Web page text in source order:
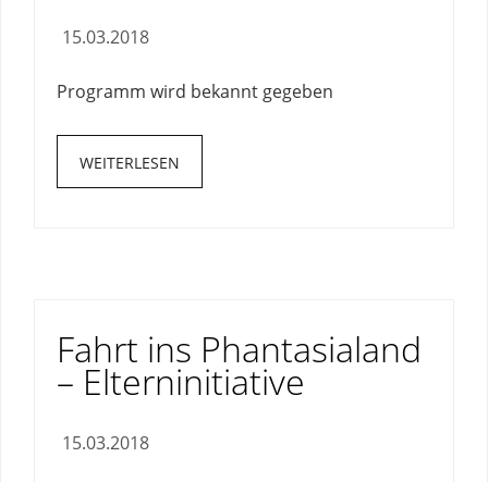
15.03.2018
Programm wird bekannt gegeben
WEITERLESEN
Fahrt ins Phantasialand
– Elterninitiative
15.03.2018